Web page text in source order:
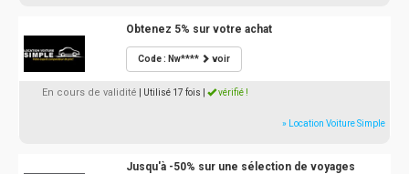
Obtenez 5% sur votre achat
Code : Nw**** voir
En cours de validité | Utilisé 17 fois vérifié !
» Location Voiture Simple
Jusqu'à -50% sur une sélection de voyages